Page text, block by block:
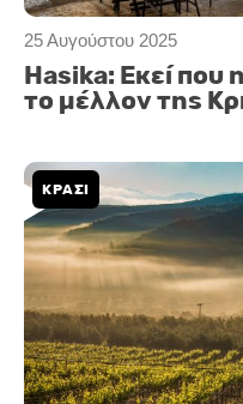
25 Αυγούστου 2025
Hasika: Εκεί που
το μέλλον της
ΚΡΑΣΙ